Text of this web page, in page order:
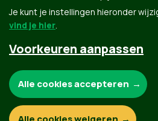
Groen.be
Contact
Je kunt je instellingen hieronder
vind je hier.
Voorkeuren aanpassen
Functionele en analytische cookies:
Alle cookies accepteren